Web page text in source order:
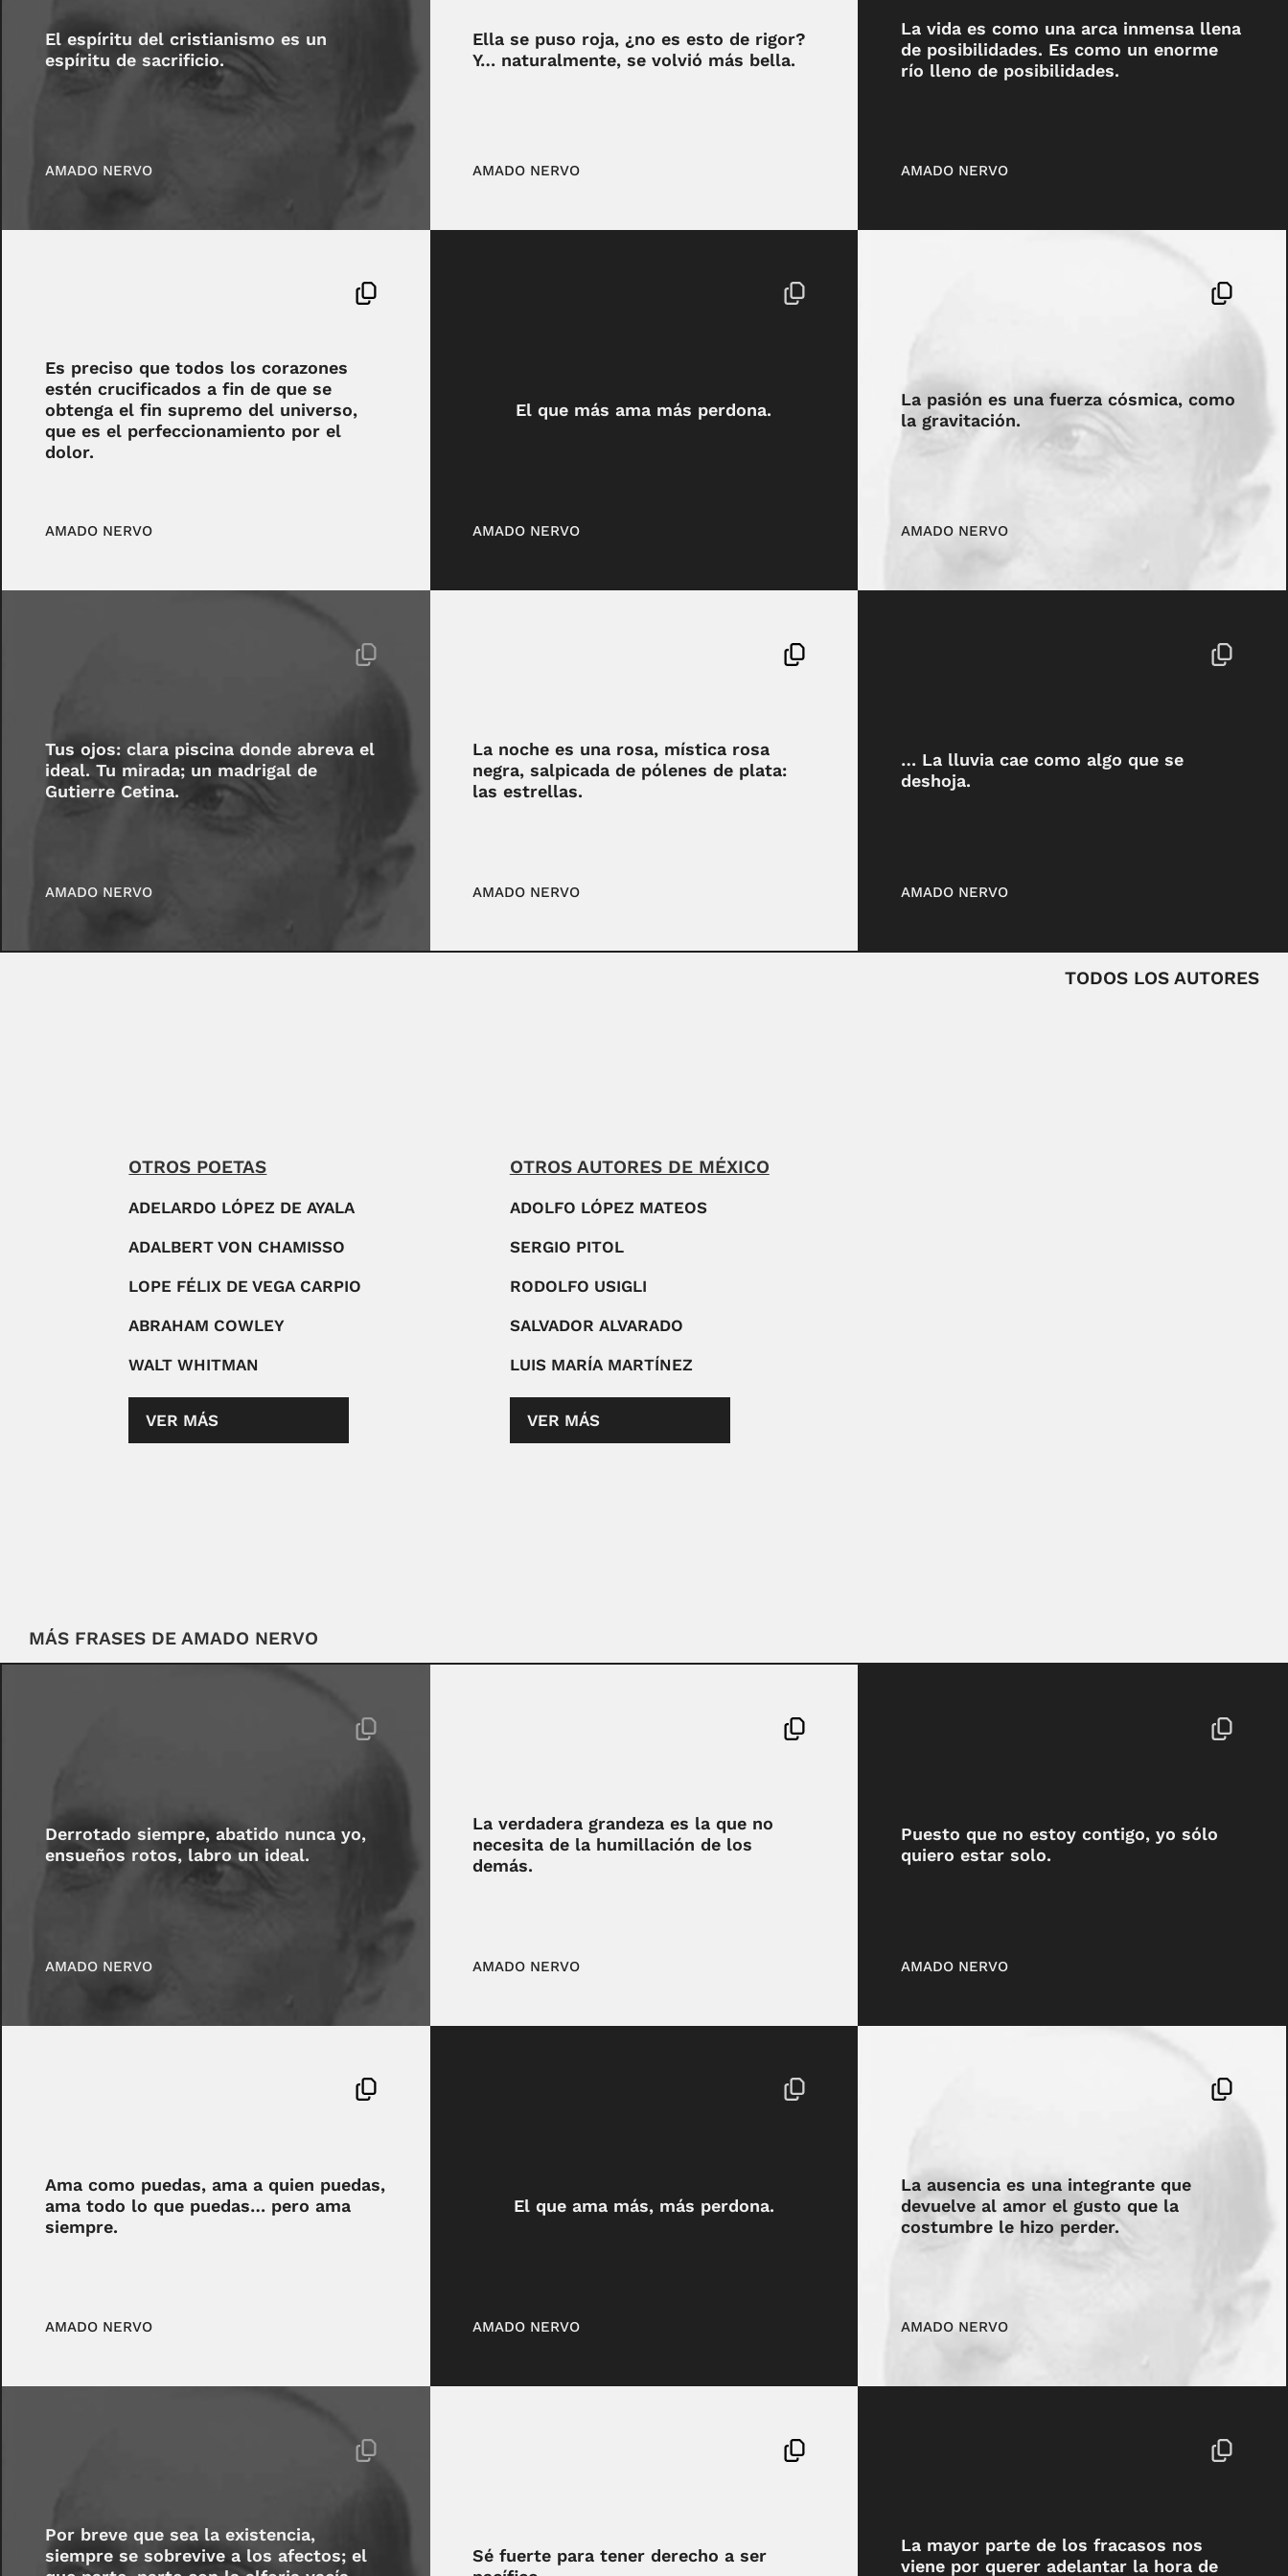
El espíritu del cristianismo es un
espíritu de sacrificio.
AMADO NERVO
Ella se puso roja, ¿no es esto de rigor?
Y… naturalmente, se volvió más bella.
AMADO NERVO
La vida es como una arca inmensa llena
de posibilidades. Es como un enorme
río lleno de posibilidades.
AMADO NERVO
Es preciso que todos los corazones
estén crucificados a fin de que se
obtenga el fin supremo del universo,
que es el perfeccionamiento por el
dolor.
AMADO NERVO
El que más ama más perdona.
AMADO NERVO
La pasión es una fuerza cósmica, como
la gravitación.
AMADO NERVO
Tus ojos: clara piscina donde abreva el
ideal. Tu mirada; un madrigal de
Gutierre Cetina.
AMADO NERVO
La noche es una rosa, mística rosa
negra, salpicada de pólenes de plata:
las estrellas.
AMADO NERVO
… La lluvia cae como algo que se
deshoja.
AMADO NERVO
TODOS LOS AUTORES
OTROS POETAS
ADELARDO LÓPEZ DE AYALA
ADALBERT VON CHAMISSO
LOPE FÉLIX DE VEGA CARPIO
ABRAHAM COWLEY
WALT WHITMAN
VER MÁS
OTROS AUTORES DE MÉXICO
ADOLFO LÓPEZ MATEOS
SERGIO PITOL
RODOLFO USIGLI
SALVADOR ALVARADO
LUIS MARÍA MARTÍNEZ
VER MÁS
MÁS FRASES DE AMADO NERVO
Derrotado siempre, abatido nunca yo,
ensueños rotos, labro un ideal.
AMADO NERVO
La verdadera grandeza es la que no
necesita de la humillación de los
demás.
AMADO NERVO
Puesto que no estoy contigo, yo sólo
quiero estar solo.
AMADO NERVO
Ama como puedas, ama a quien puedas,
ama todo lo que puedas… pero ama
siempre.
AMADO NERVO
El que ama más, más perdona.
AMADO NERVO
La ausencia es una integrante que
devuelve al amor el gusto que la
costumbre le hizo perder.
AMADO NERVO
Por breve que sea la existencia,
siempre se sobrevive a los afectos; el
Sé fuerte para tener derecho a ser
La mayor parte de los fracasos nos
viene por querer adelantar la hora de